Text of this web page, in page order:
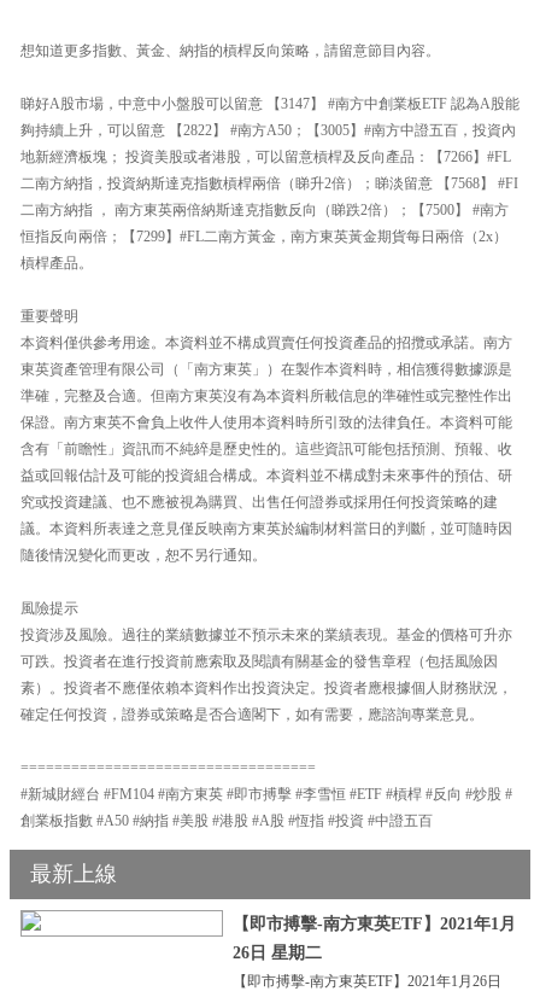
想知道更多指數、黃金、納指的槓桿反向策略，請留意節目內容。
睇好A股市場，中意中小盤股可以留意 【3147】 #南方中創業板ETF 認為A股能
夠持續上升，可以留意 【2822】 #南方A50；【3005】#南方中證五百，投資內
地新經濟板塊； 投資美股或者港股，可以留意槓桿及反向產品：【7266】#FL
二南方納指，投資納斯達克指數槓桿兩倍（睇升2倍）；睇淡留意 【7568】 #FI
二南方納指 ， 南方東英兩倍納斯達克指數反向（睇跌2倍）；【7500】 #南方
恒指反向兩倍；【7299】#FL二南方黃金，南方東英黃金期貨每日兩倍（2x）
槓桿產品。
重要聲明
本資料僅供參考用途。本資料並不構成買賣任何投資產品的招攬或承諾。南方
東英資產管理有限公司（「南方東英」）在製作本資料時，相信獲得數據源是
準確，完整及合適。但南方東英沒有為本資料所載信息的準確性或完整性作出
保證。南方東英不會負上收件人使用本資料時所引致的法律負任。本資料可能
含有「前瞻性」資訊而不純綷是歷史性的。這些資訊可能包括預測、預報、收
益或回報估計及可能的投資組合構成。本資料並不構成對未來事件的預估、研
究或投資建議、也不應被視為購買、出售任何證券或採用任何投資策略的建
議。本資料所表達之意見僅反映南方東英於編制材料當日的判斷，並可隨時因
隨後情況變化而更改，恕不另行通知。
風險提示
投資涉及風險。過往的業績數據並不預示未來的業績表現。基金的價格可升亦
可跌。投資者在進行投資前應索取及閱讀有關基金的發售章程（包括風險因
素）。投資者不應僅依賴本資料作出投資決定。投資者應根據個人財務狀況，
確定任何投資，證券或策略是否合適閣下，如有需要，應諮詢專業意見。
===================================
#新城財經台 #FM104 #南方東英 #即市搏擊 #李雪恒 #ETF #槓桿 #反向 #炒股 #
創業板指數 #A50 #納指 #美股 #港股 #A股 #恆指 #投資 #中證五百
最新上線
【即市搏擊-南方東英ETF】2021年1月
26日 星期二
【即市搏擊-南方東英ETF】2021年1月26日